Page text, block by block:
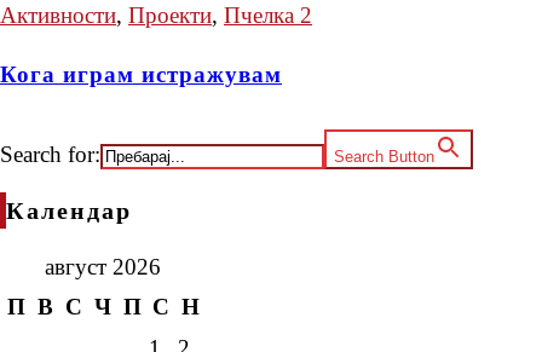
Активности, Проекти, Пчелка 2
Кога играм истражувам
Search for: Search Button
Календар
август 2026
П В С Ч П С Н